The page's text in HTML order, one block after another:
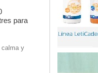
para
calma y